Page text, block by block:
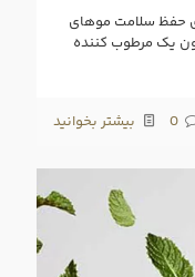
حفظ سلامت موهای
یک مرطوب کننده
0 بیشتر بخوانید